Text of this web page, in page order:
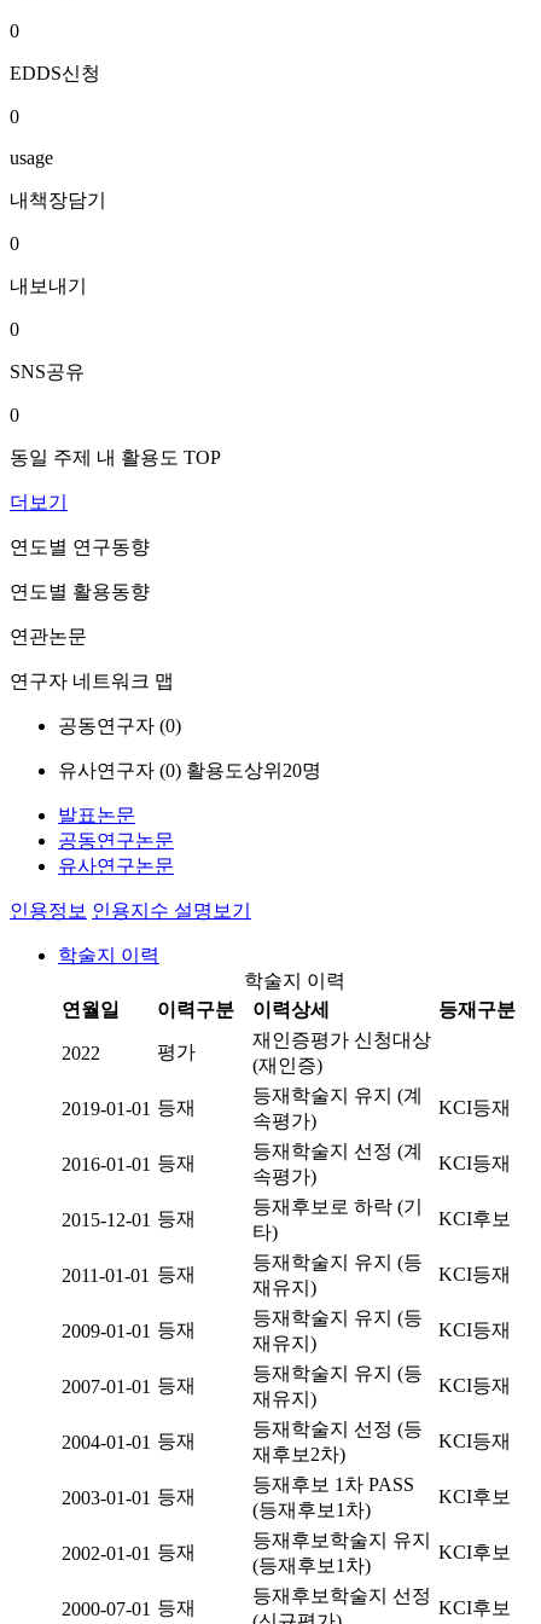
0
EDDS신청
0
usage
내책장담기
0
내보내기
0
SNS공유
0
동일 주제 내 활용도 TOP
더보기
연도별 연구동향
연도별 활용동향
연관논문
연구자 네트워크 맵
공동연구자 (0)
유사연구자 (0) 활용도상위20명
발표논문
공동연구논문
유사연구논문
인용정보 인용지수 설명보기
학술지 이력
학술지 이력
연월일
이력구분 이력상세 등재구분
2022 평가
재인증평가 신청대상
(재인증)
2019-01-01 등재
등재학술지 유지 (계
속평가)
KCI등재
2016-01-01 등재
등재학술지 선정 (계
속평가)
KCI등재
2015-12-01 등재
등재후보로 하락 (기
타)
KCI후보
2011-01-01 등재
등재학술지 유지 (등
재유지)
KCI등재
2009-01-01 등재
등재학술지 유지 (등
재유지)
KCI등재
2007-01-01 등재
등재학술지 유지 (등
재유지)
KCI등재
2004-01-01 등재
등재학술지 선정 (등
재후보2차)
KCI등재
2003-01-01 등재
등재후보 1차 PASS
(등재후보1차)
KCI후보
2002-01-01 등재
등재후보학술지 유지
(등재후보1차)
KCI후보
2000-07-01 등재
등재후보학술지 선정
KCI후보